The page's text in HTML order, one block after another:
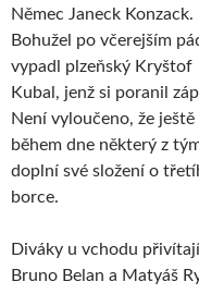
Němec Janeck Konzack.
Bohužel po včerejším
vypadl plzeňský Kryštof
Kubal, jenž si poranil
Není vyloučeno, že ještě
během dne některý z
doplní své složení o
borce.
Diváky u vchodu přivítají
Bruno Belan a Matyáš